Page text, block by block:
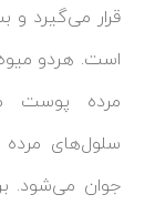
قرار می‌گیرد و
است. هردو
سلول‌های
جوان می‌شود.